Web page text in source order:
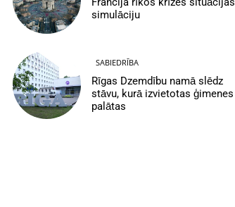
simulāciju
SABIEDRĪBA
Rīgas Dzemdību namā slēdz
stāvu, kurā izvietotas ģimenes
palātas